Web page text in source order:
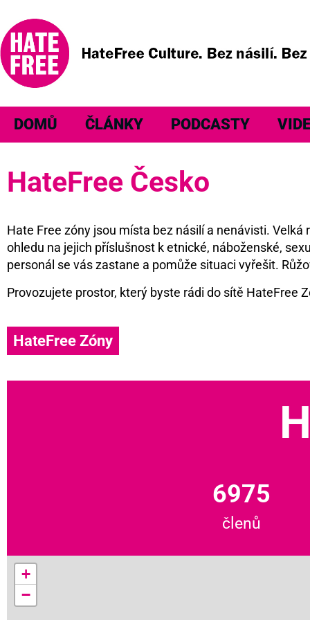
DOMŮ ČLÁNKY PODCASTY
HateFree Česko
Hate Free zóny jsou místa bez násilí a nenávisti.
ohledu na jejich příslušnost k etnické, náboženské,
personál se vás zastane a pomůže situaci vyřešit.
Provozujete prostor, který byste rádi do sítě HateFree
HateFree Zóny
6975
členů
+
−